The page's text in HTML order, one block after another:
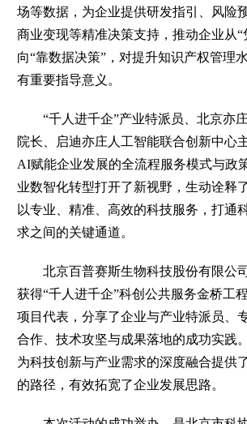
场等数据，为企业提供研发指引、风险
商业变现等精准决策支持，推动企业从“
向“靠数据决策”，对提升知识产权管理
有重要指导意义。
“千人进千企”产业特派员、北京亦
院长、启迪亦庄人工智能联合创新中心
AI赋能企业发展的全流程服务模式与政
业数智化转型打开了新视野，生动诠释
以专业、精准、高效的科技服务，打通
求之间的关键通道。
北京百普赛斯生物科技股份有限公
获得“千人进千企”科创公共服务金桥工
项目代表，分享了企业与产业特派员、
合作、技术攻坚与成果落地的成功实践
为科技创新与产业需求的深度融合提供
的路径，有效拓宽了企业发展思路。